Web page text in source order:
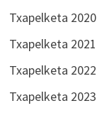
Txapelketa 2020
Txapelketa 2021
Txapelketa 2022
Txapelketa 2023